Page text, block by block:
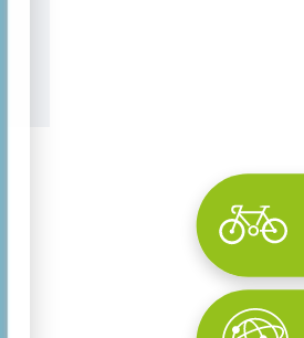
Wyszukaj